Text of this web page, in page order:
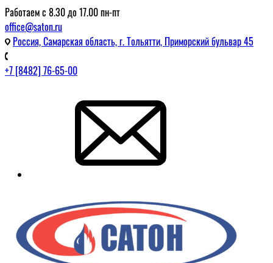
Работаем с 8.30 до 17.00 пн-пт
office@saton.ru
Россия, Самарская область, г. Тольятти, Приморский бульвар 45
+7 [8482] 76-65-00